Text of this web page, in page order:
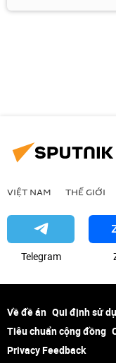
VIỆT NAM THẾ GIỚI
Telegram
Về đề án Qui định sử
Tiêu chuẩn cộng đồng
Privacy Feedback